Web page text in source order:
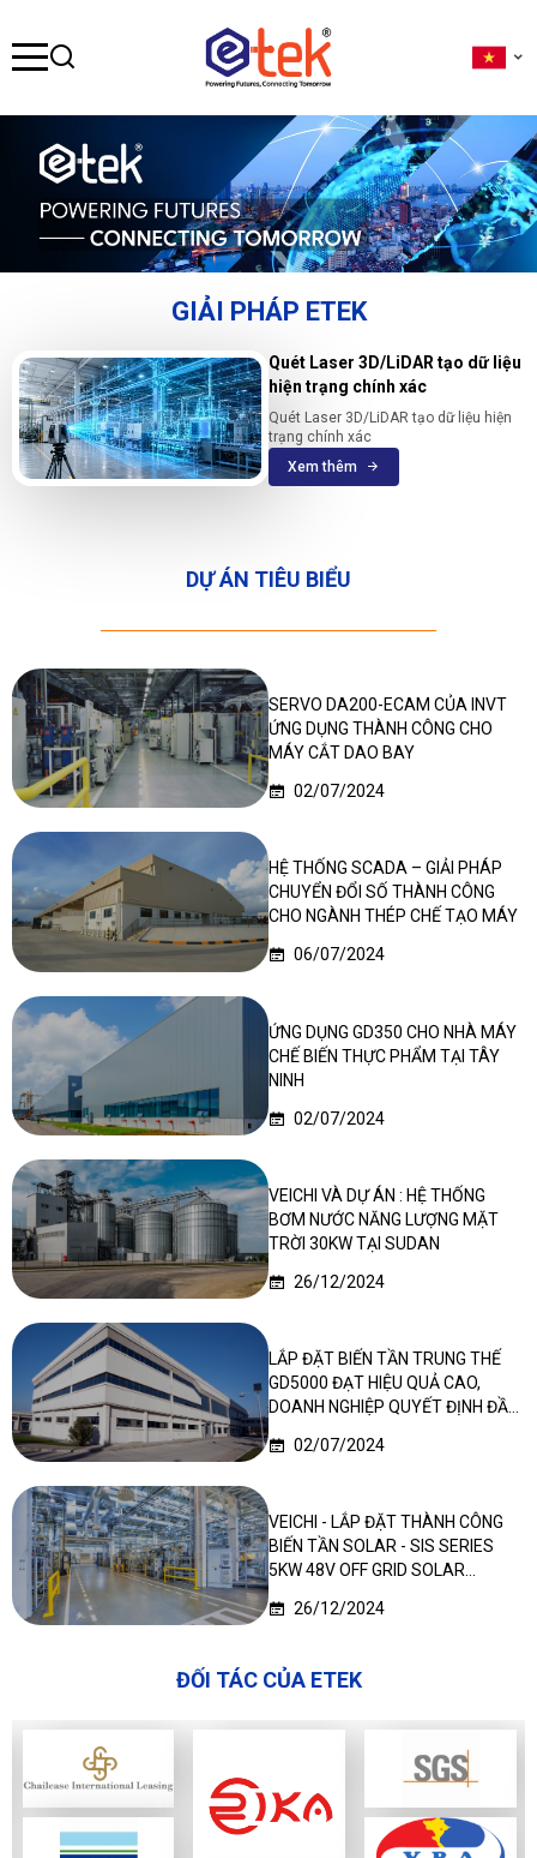
GIẢI PHÁP ETEK
Quét Laser 3D/LiDAR tạo dữ liệu
hiện trạng chính xác
Quét Laser 3D/LiDAR tạo dữ liệu hiện
trạng chính xác
Xem thêm
DỰ ÁN TIÊU BIỂU
SERVO DA200-ECAM CỦA INVT
ỨNG DỤNG THÀNH CÔNG CHO
MÁY CẮT DAO BAY
02/07/2024
HỆ THỐNG SCADA – GIẢI PHÁP
CHUYỂN ĐỔI SỐ THÀNH CÔNG
CHO NGÀNH THÉP CHẾ TẠO MÁY
06/07/2024
ỨNG DỤNG GD350 CHO NHÀ MÁY
CHẾ BIẾN THỰC PHẨM TẠI TÂY
NINH
02/07/2024
VEICHI VÀ DỰ ÁN : HỆ THỐNG
BƠM NƯỚC NĂNG LƯỢNG MẶT
TRỜI 30KW TẠI SUDAN
26/12/2024
LẮP ĐẶT BIẾN TẦN TRUNG THẾ
GD5000 ĐẠT HIỆU QUẢ CAO,
DOANH NGHIỆP QUYẾT ĐỊNH ĐẦU
02/07/2024
VEICHI - LẮP ĐẶT THÀNH CÔNG
BIẾN TẦN SOLAR - SIS SERIES
5KW 48V OFF GRID SOLAR
26/12/2024
ĐỐI TÁC CỦA ETEK